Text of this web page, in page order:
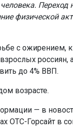
Переход
физической
с ожирением, к
россиян,
до 4% ВВП.
возрасте.
— в
ОТС-Горсайт в